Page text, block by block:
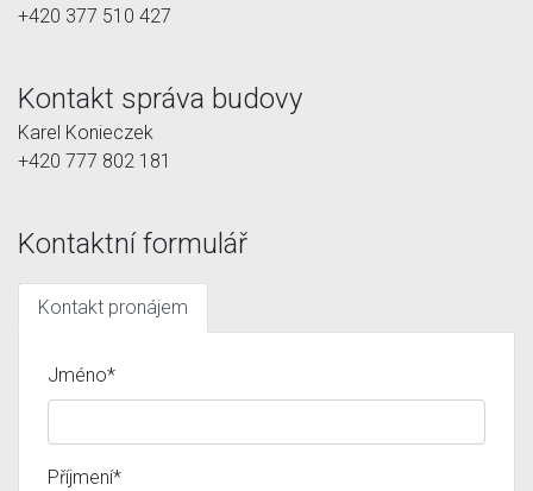
+420 377 510 427
Kontakt správa budovy
Karel Konieczek
+420 777 802 181
Kontaktní formulář
Kontakt pronájem
Jméno*
Příjmení*